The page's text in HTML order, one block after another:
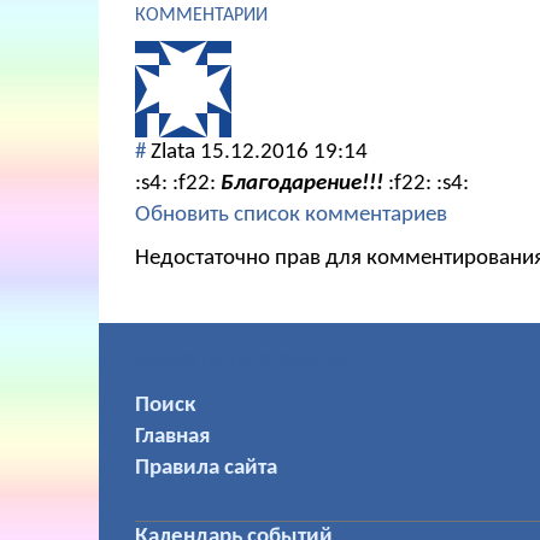
КОММЕНТАРИИ
# Zlata 15.12.2016 19:14
:s4: :f22: Благодарение!!! :f22: :s4:
Обновить список комментариев
Недостаточно прав для
Поиск
Главная
Правила сайта